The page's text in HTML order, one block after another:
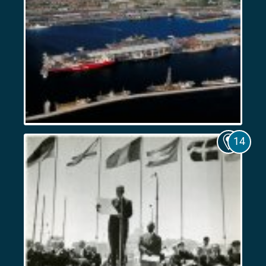
Marseille,
port
colonial